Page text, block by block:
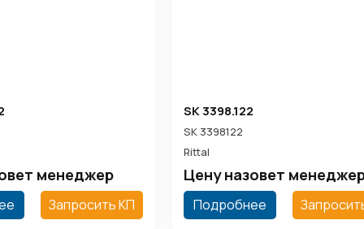
менеджер
Запросить КП
SK 3398.122
SK 3398122
Rittal
Цену назовет
Подробнее